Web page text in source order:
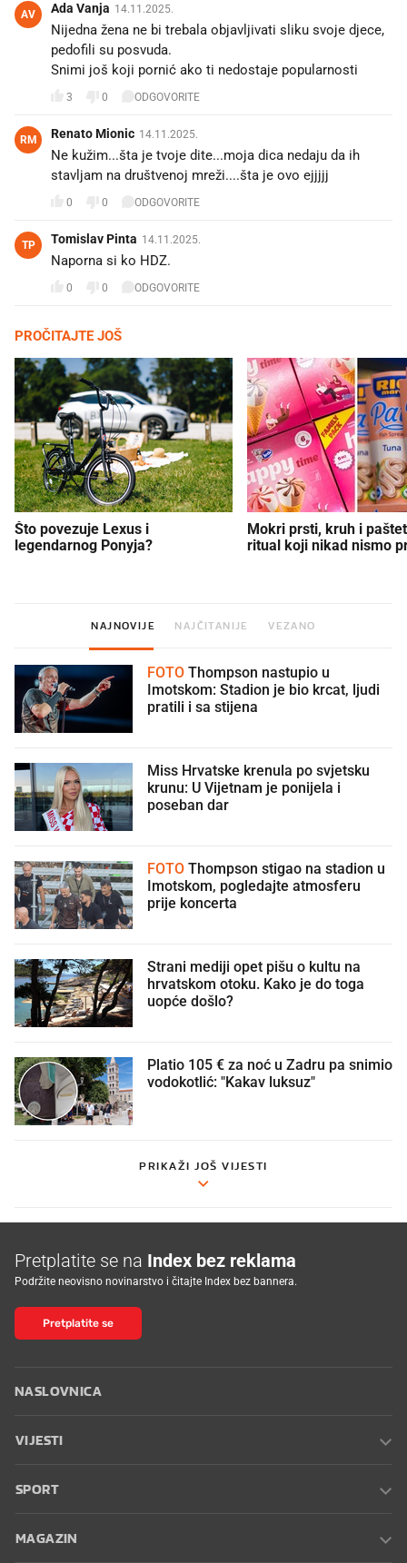
AV Ada Vanja 14.11.2025.
Nijedna žena ne bi trebala objavljivati sliku svoje djece,
pedofili su posvuda.
Snimi još koji pornić ako ti nedostaje popularnosti 👍
3 0 ODGOVORITE
RM Renato Mionic 14.11.2025.
Ne kužim...šta je tvoje dite...moja dica nedaju da ih
stavljam na društvenoj mreži....šta je ovo ejjjjj
0 0 ODGOVORITE
TP Tomislav Pinta 14.11.2025.
Naporna si ko HDZ.
0 0 ODGOVORITE
PROČITAJTE JOŠ
Što povezuje Lexus i
legendarnog Ponyja?
Mokri prsti, kruh i
ritual koji nikad nismo
NAJNOVIJE NAJČITANIJE VEZANO
FOTO
Imotskom: Stadion je bio krcat, ljudi
pratili i sa stijena
Miss Hrvatske krenula po svjetsku
krunu: U Vijetnam je ponijela i
poseban dar
FOTO
Imotskom, pogledajte atmosferu
prije koncerta
Strani mediji opet pišu o kultu na
hrvatskom otoku. Kako je do toga
uopće došlo?
Platio 105 € za noć u Zadru pa snimio
vodokotlić: "Kakav luksuz"
PRIKAŽI JOŠ VIJESTI
Pretplatite se na Index bez reklama
Podržite neovisno novinarstvo i čitajte Index bez bannera.
Pretplatite se
NASLOVNICA
VIJESTI
SPORT
MAGAZIN